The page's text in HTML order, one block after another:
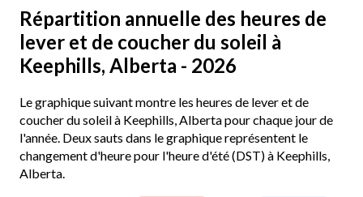
Répartition annuelle des heures de
lever et de coucher du soleil à
Keephills, Alberta - 2026
Le graphique suivant montre les heures de lever et de
coucher du soleil à Keephills, Alberta pour chaque jour de
l'année. Deux sauts dans le graphique représentent le
changement d'heure pour l'heure d'été (DST) à Keephills,
Alberta.